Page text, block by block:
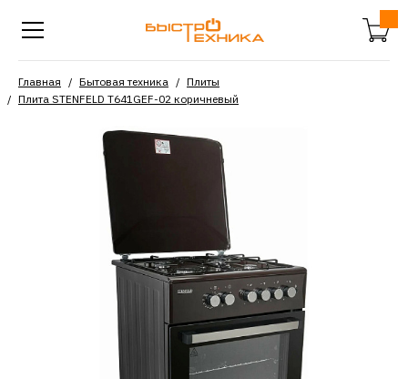
Главная Бытовая техника
Плиты
Плита STENFELD T641GEF-02 коричневый